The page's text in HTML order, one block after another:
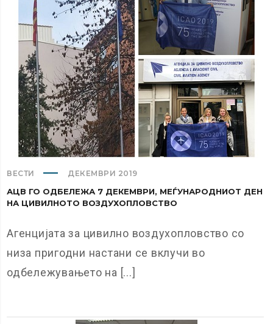
ВЕСТИ ДЕКЕМВРИ 2019
АЦВ ГО ОДБЕЛЕЖА 7 ДЕКЕМВРИ, МЕЃУНАРОДНИОТ ДЕН
НА ЦИВИЛНОТО ВОЗДУХОПЛОВСТВО
Агенцијата за цивилно воздухопловство со
низа пригодни настани се вклучи во
одбележувањето на [...]